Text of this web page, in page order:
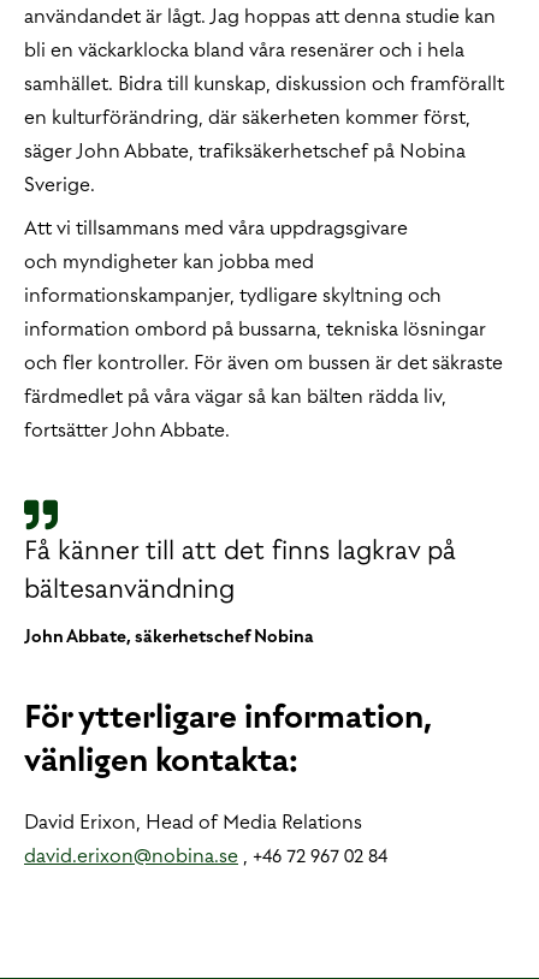
användandet är lågt. Jag hoppas att denna studie kan
bli en väckarklocka bland våra resenärer och i hela
samhället. Bidra till kunskap, diskussion och framförallt
en kulturförändring, där säkerheten kommer först,
säger John Abbate, trafiksäkerhetschef på Nobina
Sverige.
Att vi tillsammans med våra uppdragsgivare
och myndigheter kan jobba med
informationskampanjer, tydligare skyltning och
information ombord på bussarna, tekniska lösningar
och fler kontroller. För även om bussen är det säkraste
färdmedlet på våra vägar så kan bälten rädda liv,
fortsätter John Abbate.
Få känner till att det finns lagkrav på
bältesanvändning
John Abbate, säkerhetschef Nobina
För ytterligare information,
vänligen kontakta:
David Erixon, Head of Media Relations
david.erixon@nobina.se , +46 72 967 02 84